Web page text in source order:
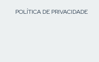
POLÍTICA DE PRIVACIDADE